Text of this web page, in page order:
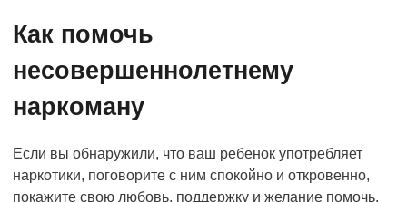
Как помочь
несовершеннолетнему
наркоману
Если вы обнаружили, что ваш ребенок употребляет
наркотики, поговорите с ним спокойно и откровенно,
покажите свою любовь, поддержку и желание помочь.